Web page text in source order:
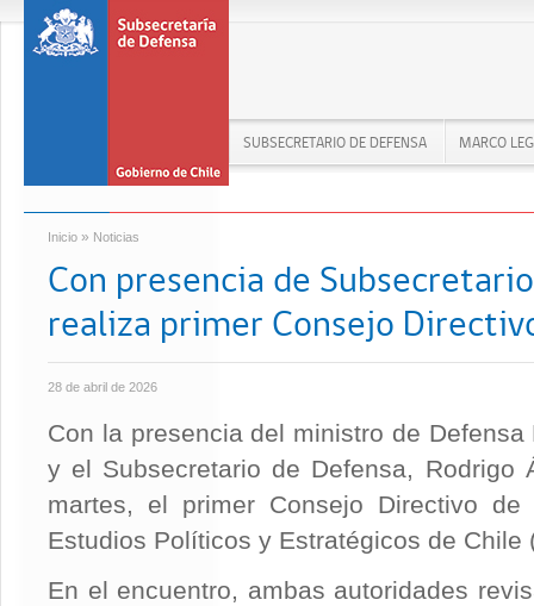
SUBSECRETARIO DE DEFENSA MARCO
Inicio » Noticias
Con presencia de
realiza primer Consejo
28 de abril de 2026
Con la presencia del ministro de
y el Subsecretario de Defensa, Rodrigo
martes, el primer Consejo Directivo
Estudios Políticos y Estratégicos de Chile
En el encuentro, ambas autoridades